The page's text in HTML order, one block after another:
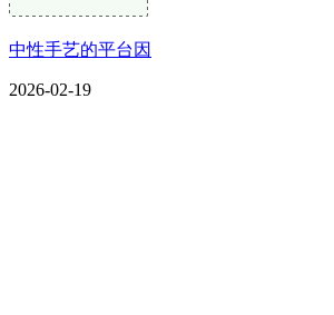
中性手艺的平台因
2026-02-19